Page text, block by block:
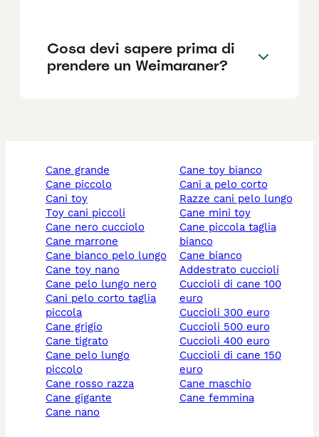
Cosa devi sapere prima di
prendere un Weimaraner?
cane grande
cane piccolo
cani toy
toy cani piccoli
cane nero cucciolo
cane marrone
cane bianco pelo lungo
cane toy nano
cane pelo lungo nero
cani pelo corto taglia
piccola
cane grigio
cane tigrato
cane pelo lungo
piccolo
cane rosso razza
cane gigante
cane nano
cane toy bianco
cani a pelo corto
razze cani pelo lungo
cane mini toy
cane piccola taglia
bianco
cane bianco
addestrato cuccioli
cuccioli di cane 100
euro
cuccioli 300 euro
cuccioli 500 euro
cuccioli 400 euro
cuccioli di cane 150
euro
cane maschio
cane femmina